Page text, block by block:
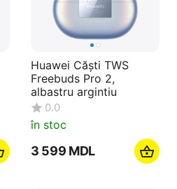
Huawei Căști TWS
Freebuds Pro 2,
albastru argintiu
0.0
în stoc
3 599 MDL